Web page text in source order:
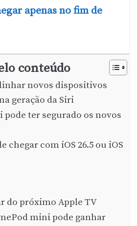
apenas no fim de
conteúdo
novos dispositivos
geração da Siri
pode ter segurado os novos
chegar com iOS 26.5 ou iOS
do próximo Apple TV
mini pode ganhar